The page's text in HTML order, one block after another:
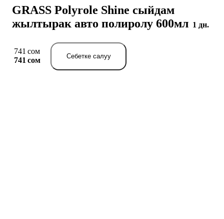
GRASS Polyrole Shine сыйдам
жылтырак авто полиролу 600мл 1 дн.
741 сом
741 сом
Себетке салуу